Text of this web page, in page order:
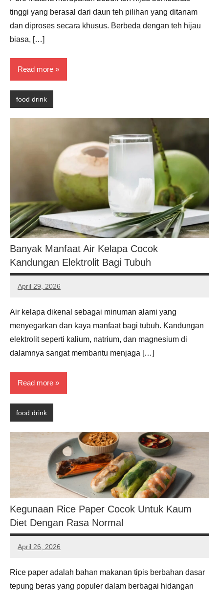
tinggi yang berasal dari daun teh pilihan yang ditanam
dan diproses secara khusus. Berbeda dengan teh hijau
biasa, […]
Read more
food drink
Banyak Manfaat Air Kelapa Cocok
Kandungan Elektrolit Bagi Tubuh
April 29, 2026
Noah
Air kelapa dikenal sebagai minuman alami yang
menyegarkan dan kaya manfaat bagi tubuh. Kandungan
elektrolit seperti kalium, natrium, dan magnesium di
dalamnya sangat membantu menjaga […]
Read more
food drink
Kegunaan Rice Paper Cocok Untuk Kaum
Diet Dengan Rasa Normal
April 26, 2026
Noah
Rice paper adalah bahan makanan tipis berbahan dasar
tepung beras yang populer dalam berbagai hidangan